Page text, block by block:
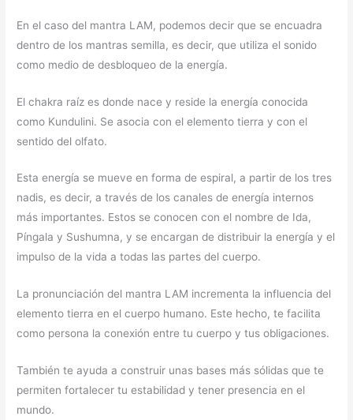
En el caso del mantra LAM, podemos decir que se encuadra
dentro de los mantras semilla, es decir, que utiliza el sonido
como medio de desbloqueo de la energía.
El chakra raíz es donde nace y reside la energía conocida
como Kundulini. Se asocia con el elemento tierra y con el
sentido del olfato.
Esta energía se mueve en forma de espiral, a partir de los tres
nadis, es decir, a través de los canales de energía internos
más importantes. Estos se conocen con el nombre de Ida,
Píngala y Sushumna, y se encargan de distribuir la energía y el
impulso de la vida a todas las partes del cuerpo.
La pronunciación del mantra LAM incrementa la influencia del
elemento tierra en el cuerpo humano. Este hecho, te facilita
como persona la conexión entre tu cuerpo y tus obligaciones.
También te ayuda a construir unas bases más sólidas que te
permiten fortalecer tu estabilidad y tener presencia en el
mundo.